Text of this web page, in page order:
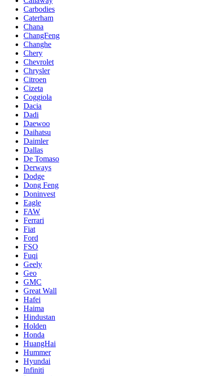
Carbodies
Caterham
Chana
ChangFeng
Changhe
Chery
Chevrolet
Chrysler
Citroen
Cizeta
Coggiola
Dacia
Dadi
Daewoo
Daihatsu
Daimler
Dallas
De Tomaso
Derways
Dodge
Dong Feng
Doninvest
Eagle
FAW
Ferrari
Fiat
Ford
FSO
Fuqi
Geely
Geo
GMC
Great Wall
Hafei
Haima
Hindustan
Holden
Honda
HuangHai
Hummer
Hyundai
Infiniti